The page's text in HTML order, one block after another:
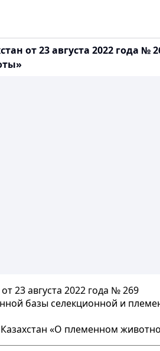
от 23 августа 2022 года
23 августа 2022 года № 269
базы селекционной и
«О племенном